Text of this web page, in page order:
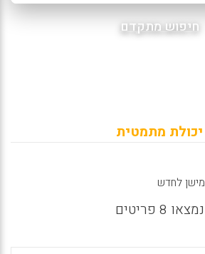
חיפוש מתקדם
יכולת מתמטית
מישן לחדש
נמצאו 8 פריטים